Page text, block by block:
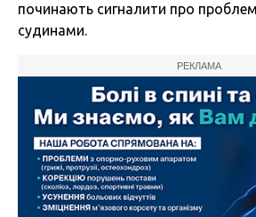
починають сигналити про
судинами.
РЕКЛАМА